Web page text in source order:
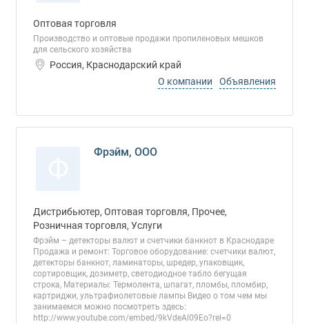
Оптовая торговля
Производство и оптовые продажи пропиленовых мешков
для сельского хозяйства
Россия, Краснодарский край
О компании
Объявления
Фрэйм, ООО
Дистрибьютер, Оптовая торговля, Прочее,
Розничная торговля, Услуги
Фрэйм – детекторы валют и счетчики банкнот в Краснодаре
Продажа и ремонт: Торговое оборудование: счетчики валют,
детекторы банкнот, ламинаторы, шредер, упаковщик,
сортировщик, дозиметр, светодиодное табло бегущая
строка, Материалы: Термолента, шпагат, пломбы, пломбир,
картриджи, ультрафиолетовые лампы Видео о том чем мы
занимаемся можно посмотреть здесь:
http://www.youtube.com/embed/9kVdeAl09Eo?rel=0